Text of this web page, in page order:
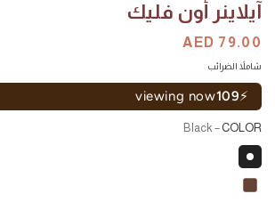
آيلاينر أون فليك
السعر
AED 79.00
البيع
شاملاً الضرائب
⚡
109
viewing now
COLOR
– Black